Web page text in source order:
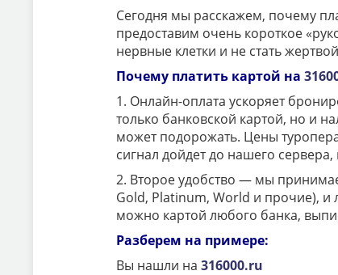
Сегодня мы расскажем, почему
предоставим очень короткое
нервные клетки и не стать
Почему платить картой на
1. Онлайн-оплата ускоряет
только банковской картой, но и
может подорожать. Цены
сигнал дойдет до нашего
2. Второе удобство — мы
Gold, Platinum, World и прочие), и
можно картой любого банка,
Разберем на примере:
Вы нашли на 316000.ru